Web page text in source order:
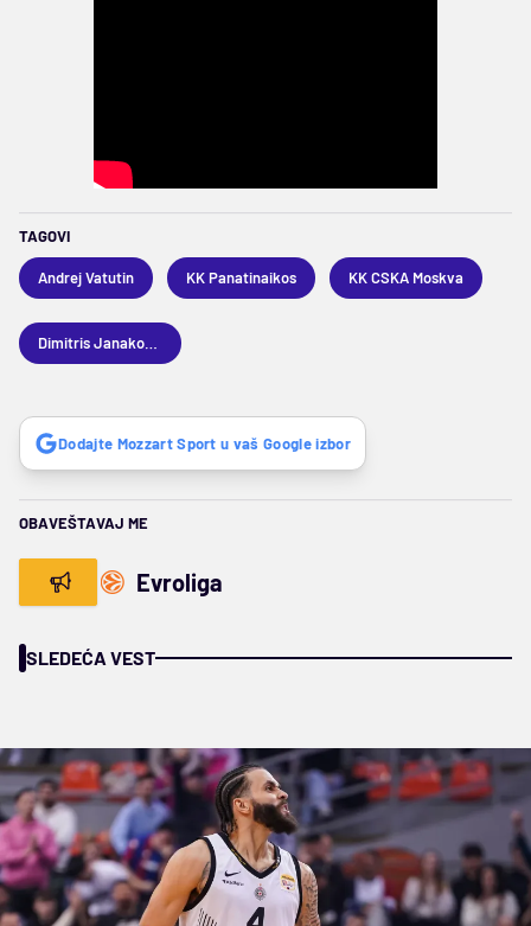
TAGOVI
Andrej Vatutin KK Panatinaikos KK CSKA Moskva
Dimitris Janakopulos
Dodajte Mozzart Sport u vaš Google izbor
OBAVEŠTAVAJ ME
Evroliga
SLEDEĆA VEST